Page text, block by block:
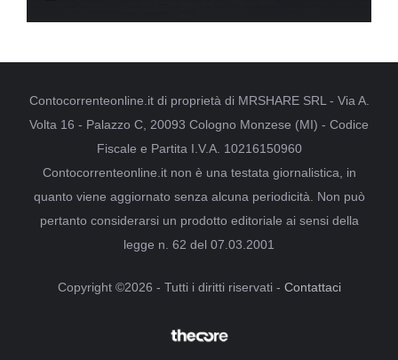
Contocorrenteonline.it di proprietà di MRSHARE SRL - Via A.
Volta 16 - Palazzo C, 20093 Cologno Monzese (MI) - Codice
Fiscale e Partita I.V.A. 10216150960
Contocorrenteonline.it non è una testata giornalistica, in
quanto viene aggiornato senza alcuna periodicità. Non può
pertanto considerarsi un prodotto editoriale ai sensi della
legge n. 62 del 07.03.2001
Copyright ©2026 - Tutti i diritti riservati - Contattaci